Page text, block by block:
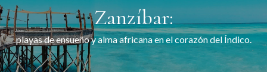
Zanzíbar:
playas de ensueño y alma africana en el corazón del Índico.